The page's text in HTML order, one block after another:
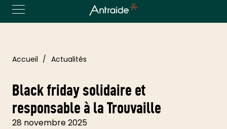
Accueil Actualités
Black friday solidaire et
responsable à la Trouvaille
28 novembre 2025